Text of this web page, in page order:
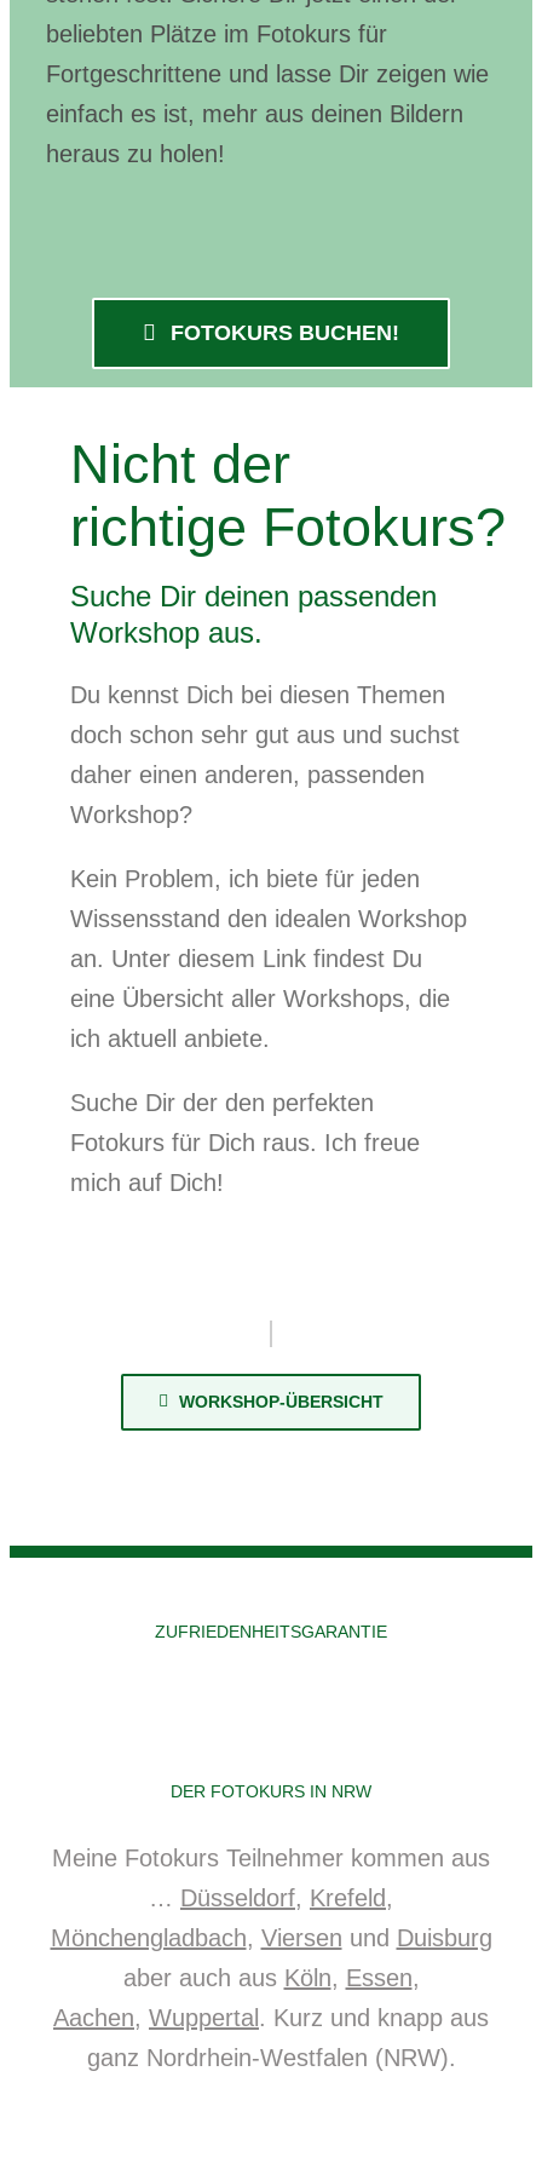
beliebten Plätze im Fotokurs für
Fortgeschrittene und lasse Dir zeigen wie
einfach es ist, mehr aus deinen Bildern
heraus zu holen!
FOTOKURS BUCHEN!
Nicht der
richtige Fotokurs?
Suche Dir deinen passenden
Workshop aus.
Du kennst Dich bei diesen Themen
doch schon sehr gut aus und suchst
daher einen anderen, passenden
Workshop?
Kein Problem, ich biete für jeden
Wissensstand den idealen Workshop
an. Unter diesem Link findest Du
eine Übersicht aller Workshops, die
ich aktuell anbiete.
Suche Dir der den perfekten
Fotokurs für Dich raus. Ich freue
mich auf Dich!
WORKSHOP-ÜBERSICHT
ZUFRIEDENHEITSGARANTIE
DER FOTOKURS IN NRW
Meine Fotokurs Teilnehmer kommen aus
… Düsseldorf, Krefeld ,
Mönchengladbach, Viersen und Duisburg
aber auch aus Köln, Essen,
Aachen, Wuppertal . Kurz und knapp aus
ganz Nordrhein-Westfalen (NRW).